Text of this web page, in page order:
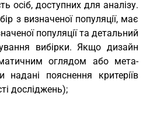
осіб, доступних для аналізу.
з визначеної популяції, має
популяції та детальний
вибірки. Якщо дизайн
оглядом або мета-
пояснення критеріїв
досліджень);